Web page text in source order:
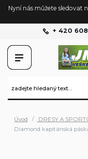
Nyní nás můžete sledovat
+ 420
Úvod DRESY A
Diamond kapitánská